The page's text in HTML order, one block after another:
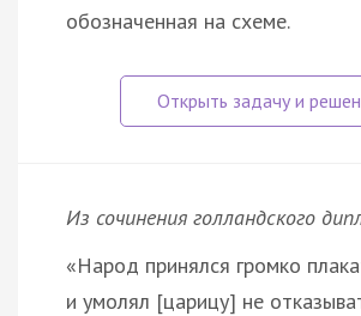
обозначенная на схеме.
Из сочинения голландского
«Народ принялся громко
и умолял [царицу] не